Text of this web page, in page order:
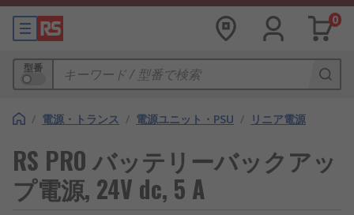
0
型番
/ 電源・トランス / 電源ユニット・PSU / リニア電源
RS PRO バッテリーバックアッ
プ電源, 24V dc, 5 A